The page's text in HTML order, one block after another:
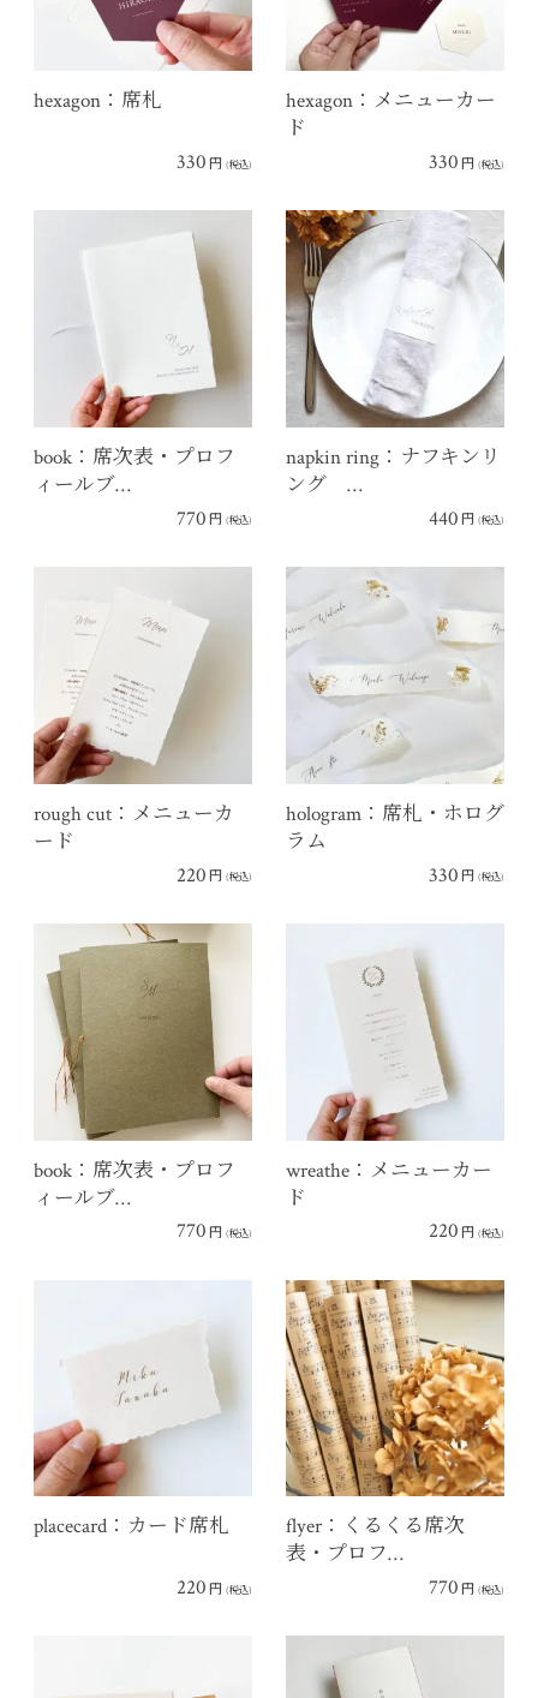
hexagon：席札
330 円 (税込)
hexagon：メニューカー
ド
330 円 (税込)
book：席次表・プロフ
ィールブ…
770 円 (税込)
napkin ring：ナフキンリ
ング …
440 円 (税込)
rough cut：メニューカ
ード
220 円 (税込)
hologram：席札・ホログ
ラム
330 円 (税込)
book：席次表・プロフ
ィールブ…
770 円 (税込)
wreathe：メニューカー
ド
220 円 (税込)
placecard：カード席札
220 円 (税込)
flyer：くるくる席次
表・プロフ…
770 円 (税込)